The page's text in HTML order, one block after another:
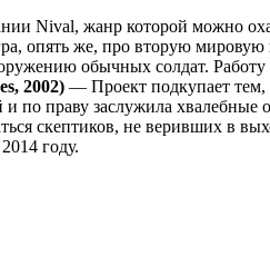
Nival, жанр которой можно
опять же, про вторую мировую
обычных солдат.
2002) — Проект подкупает тем,
по праву заслужила хвалебные
скептиков, не веривших в
году.